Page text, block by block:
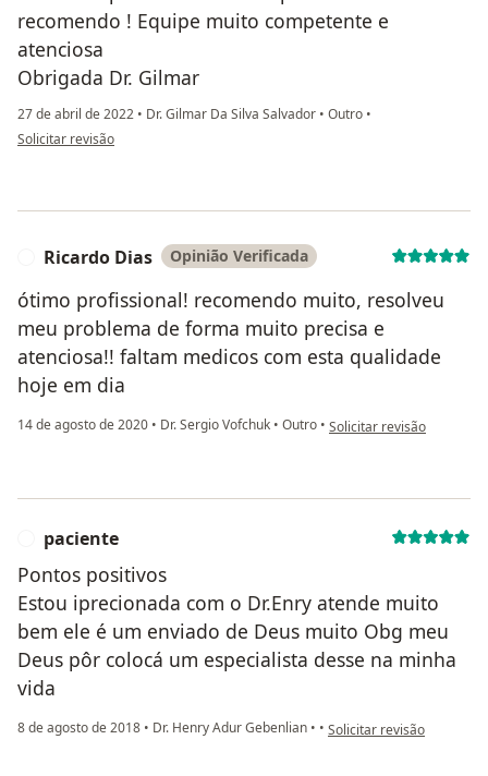
recomendo ! Equipe muito competente e
atenciosa
Obrigada Dr. Gilmar
27 de abril de 2022 • Dr. Gilmar Da Silva Salvador • Outro •
na opinião do utilizador Luciana Medina
Solicitar revisão
Ricardo Dias Opinião Verificada
ótimo profissional! recomendo muito, resolveu
meu problema de forma muito precisa e
atenciosa!! faltam medicos com esta qualidade
hoje em dia
14 de agosto de 2020 • Dr. Sergio Vofchuk • Outro • na opinião do utilizador
Solicitar revisão
paciente
Pontos positivos
Estou iprecionada com o Dr.Enry atende muito
bem ele é um enviado de Deus muito Obg meu
Deus pôr colocá um especialista desse na minha
vida
8 de agosto de 2018 • Dr. Henry Adur Gebenlian • • na opinião do utilizador
Solicitar revisão